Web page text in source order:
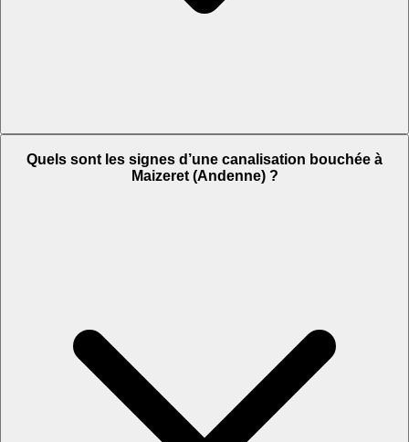
Quels sont les signes d’une canalisation bouchée à
Maizeret (Andenne) ?